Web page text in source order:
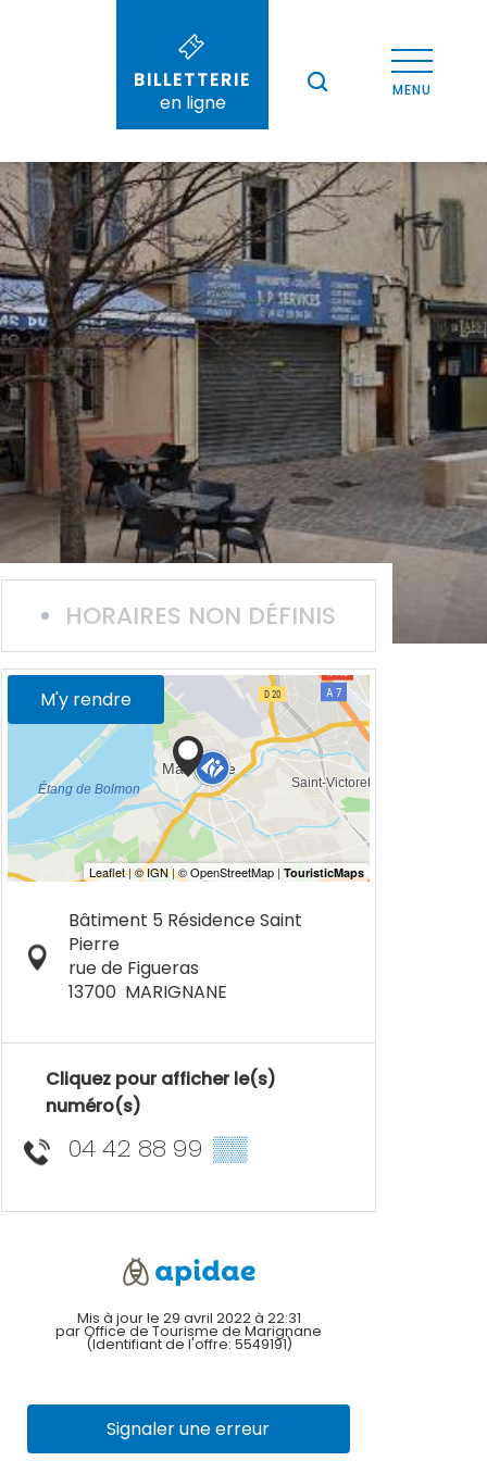
--°
BILLETTERIE
en ligne
MENU
HORAIRES NON DÉFINIS
M'y rendre
Bâtiment 5 Résidence Saint
Pierre
rue de Figueras
13700 MARIGNANE
Cliquez pour afficher le(s)
numéro(s)
04 42 88 99 ▒▒
Mis à jour le 29 avril 2022 à 22:31
par Office de Tourisme de Marignane
(Identifiant de l'offre: 5549191)
Signaler une erreur